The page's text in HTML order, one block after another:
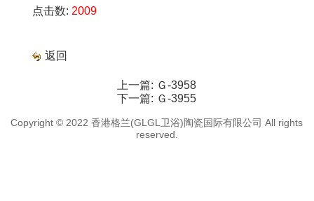
点击数: 2009
返回
上一篇: Ｇ-3958
下一篇: Ｇ-3955
Copyright © 2022 香港格兰(GLGL卫浴)陶瓷国际有限公司 All rights
reserved.